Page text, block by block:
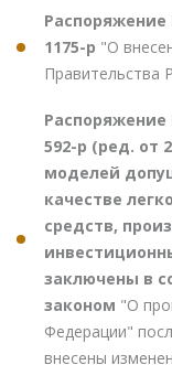
Распоряжение
1175-р "О
Правительства
Распоряжение
592-р (ред. от
моделей
качестве
средств,
заключены в
законом "О
Федерации"
внесены